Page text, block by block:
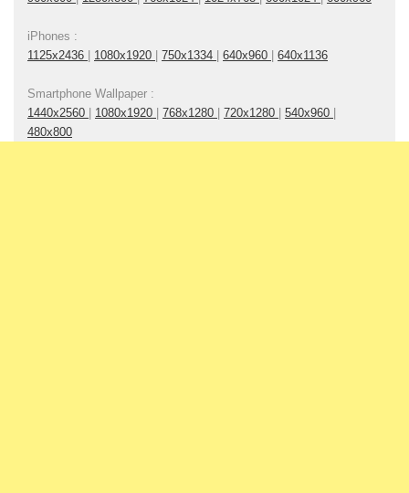
iPhones :
1125x2436 | 1080x1920 | 750x1334 | 640x960 | 640x1136
Smartphone Wallpaper :
1440x2560 | 1080x1920 | 768x1280 | 720x1280 | 540x960 |
480x800